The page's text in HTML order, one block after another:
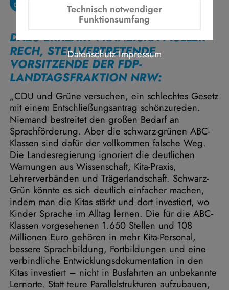
DAZU ERKLÄRT FRANZISKA MÜLLER-
RECH, STELLVERTRETENDE
VORSITZENDE DER FDP-
LANDTAGSFRAKTION NRW:
„CDU und Grüne versuchen, ein schlechtes Gesetz
mit einem Entschließungsantrag schönzureden.
Niemand bestreitet den großen Bedarf an
Sprachförderung. Aber die schwarz-grünen ABC-
Klassen sind dafür der vollkommen falsche Weg.
Die Landesregierung ignoriert die deutlichen
Warnungen aus Wissenschaft, Kita-Praxis,
Lehrerverbänden und Trägerlandschaft. Schwarz-
Grün könnte es sich deutlich einfacher machen,
indem man die Kitas stärkt und dort investiert, wo
Kinder Sprache im Alltag lernen. Die für die ABC-
Klassen vorgesehenen 1.650 Stellen und 108
Millionen Euro gehören in mehr Kita-Personal,
bessere Sprachbildung, Fortbildungen und eine
verbindliche Entwicklungsdokumentation in den
Kitas investiert – nicht in Busfahrten an unbekannte
Lernorte. Statt teure Parallelstrukturen aufzubauen,
Technisch notwendiger
Funktionsumfang
Datenschutz Impressum